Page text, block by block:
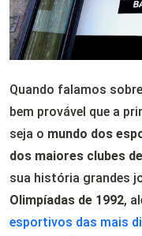
Quando falamos sobre
bem provável que a
seja o mundo dos
dos maiores clubes
sua história grandes
Olimpíadas de 1992,
esportivos das mais